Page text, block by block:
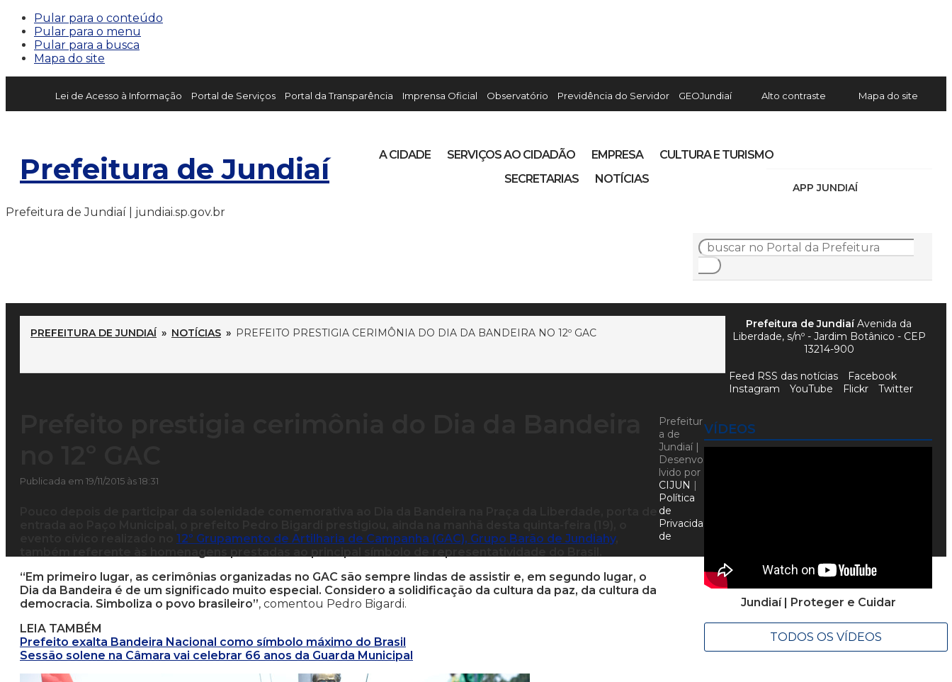
Pular para o conteúdo
Pular para o menu
Pular para a busca
Mapa do site
Lei de Acesso à Informação Portal de Serviços Portal da Transparência Imprensa Oficial Observatório Previdência do Servidor GEOJundiaí Alto contraste Mapa do site
Prefeitura de Jundiaí
APP JUNDIAÍ
A CIDADE SERVIÇOS AO CIDADÃO EMPRESA
CULTURA E TURISMO
SECRETARIAS
NOTÍCIAS
Prefeitura de Jundiaí | jundiai.sp.gov.br
PREFEITURA DE JUNDIAÍ » NOTÍCIAS » PREFEITO PRESTIGIA CERIMÔNIA DO DIA DA BANDEIRA NO 12º GAC
Publicada em 19/11/2015 às 18:31
12º Grupamento de Artilharia de Campanha (GAC), Grupo Barão de Jundiahy,
“Em primeiro lugar, as cerimônias organizadas no GAC são sempre lindas de assistir e, em segundo lugar, o
Dia da Bandeira é de um significado muito especial. Considero a solidificação da cultura da paz, da cultura da
democracia. Simboliza o povo brasileiro”, comentou Pedro Bigardi.
LEIA TAMBÉM
Prefeito exalta Bandeira Nacional como símbolo máximo do Brasil
Sessão solene na Câmara vai celebrar 66 anos da Guarda Municipal
VÍDEOS
Jundiaí | Proteger e Cuidar
TODOS OS VÍDEOS
Prefeitura de JundiaíAvenida da
Liberdade, s/nº - Jardim Botânico - CEP
13214-900
Feed RSS das notícias
Facebook
Instagram
YouTube Flickr Twitter
Prefeitur
a de
Jundiaí |
Desenvo
lvido por
CIJUN |
Política
de
Privacida
de